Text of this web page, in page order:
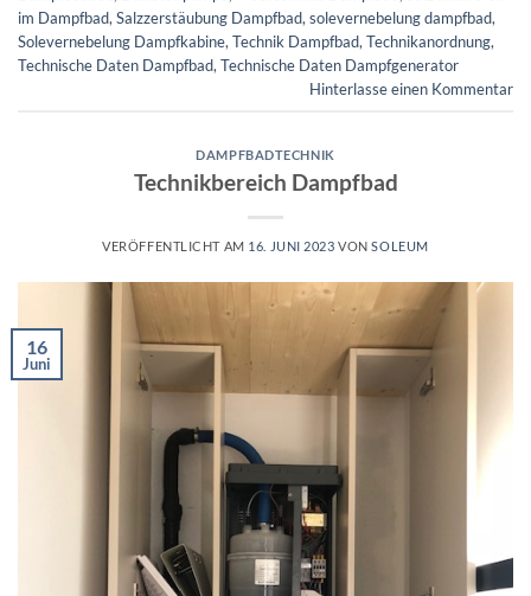
im Dampfbad,Salzzerstäubung Dampfbad,solevernebelung dampfbad,
Solevernebelung Dampfkabine,Technik Dampfbad,Technikanordnung,
Technische Daten Dampfbad,Technische Daten Dampfgenerator
Hinterlasse einen Kommentar
DAMPFBADTECHNIK
Technikbereich Dampfbad
VERÖFFENTLICHT AM 16. JUNI 2023 VONSOLEUM
16
Juni